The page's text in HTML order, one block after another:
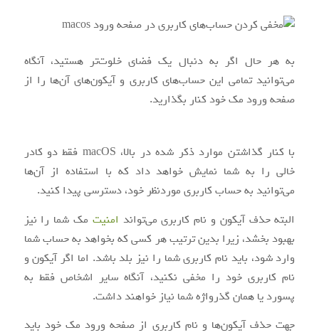
به هر حال اگر به دنبال یک فضای خلوت‌تر هستید، آنگاه
می‌توانید تمامی این حساب‌های کاربری و آیکون‌های آن‌ها را از
صفحه ورود مک خود کنار بگذارید.
با کنار گذاشتن موارد ذکر شده در بالا، macOS فقط دو کادر
خالی را به شما نمایش خواهد داد که با استفاده از آن‌ها
می‌توانید به حساب کاربری موردنظر خود، دسترسی پیدا کنید.
البته حذف آیکون و نام کاربری می‌تواند امنیت مک شما را نیز
بهبود بخشد، زیرا بدین ترتیب هر کسی که بخواهد به حساب شما
وارد شود، باید نام کاربری شما را نیز بلد باشد. اما اگر آیکون و
نام کاربری خود را مخفی نکنید، آنگاه سایر اشخاص فقط به
پسورد یا همان گذرواژه شما نیاز خواهند داشت.
جهت حذف آیکون‌ها و نام کاربری از صفحه ورود مک خود باید